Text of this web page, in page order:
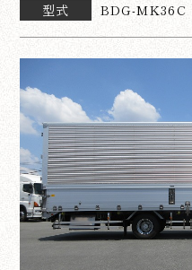
型式
BDG-MK36C